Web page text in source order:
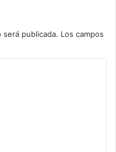
publicada. Los campos